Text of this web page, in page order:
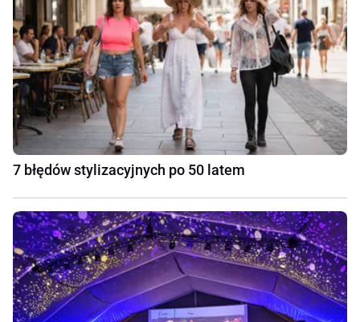
7 błędów stylizacyjnych po 50 latem